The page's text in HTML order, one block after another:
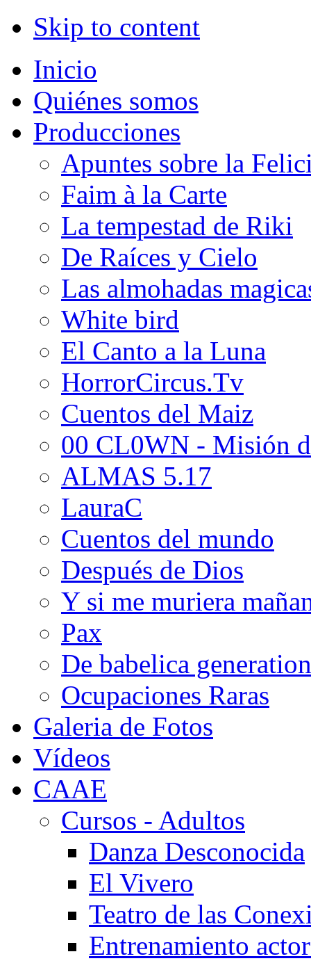
Skip to content
Inicio
Quiénes somos
Producciones
Apuntes sobre la
Faim à la Carte
La tempestad de Riki
De Raíces y Cielo
Las almohadas
White bird
El Canto a la Luna
HorrorCircus.Tv
Cuentos del Maiz
00 CL0WN - Misión
ALMAS 5.17
LauraC
Cuentos del mundo
Después de Dios
Y si me muriera
Pax
De babelica
Ocupaciones Raras
Galeria de Fotos
Vídeos
CAAE
Cursos - Adultos
Danza Desconocida
El Vivero
Teatro de las
Entrenamiento